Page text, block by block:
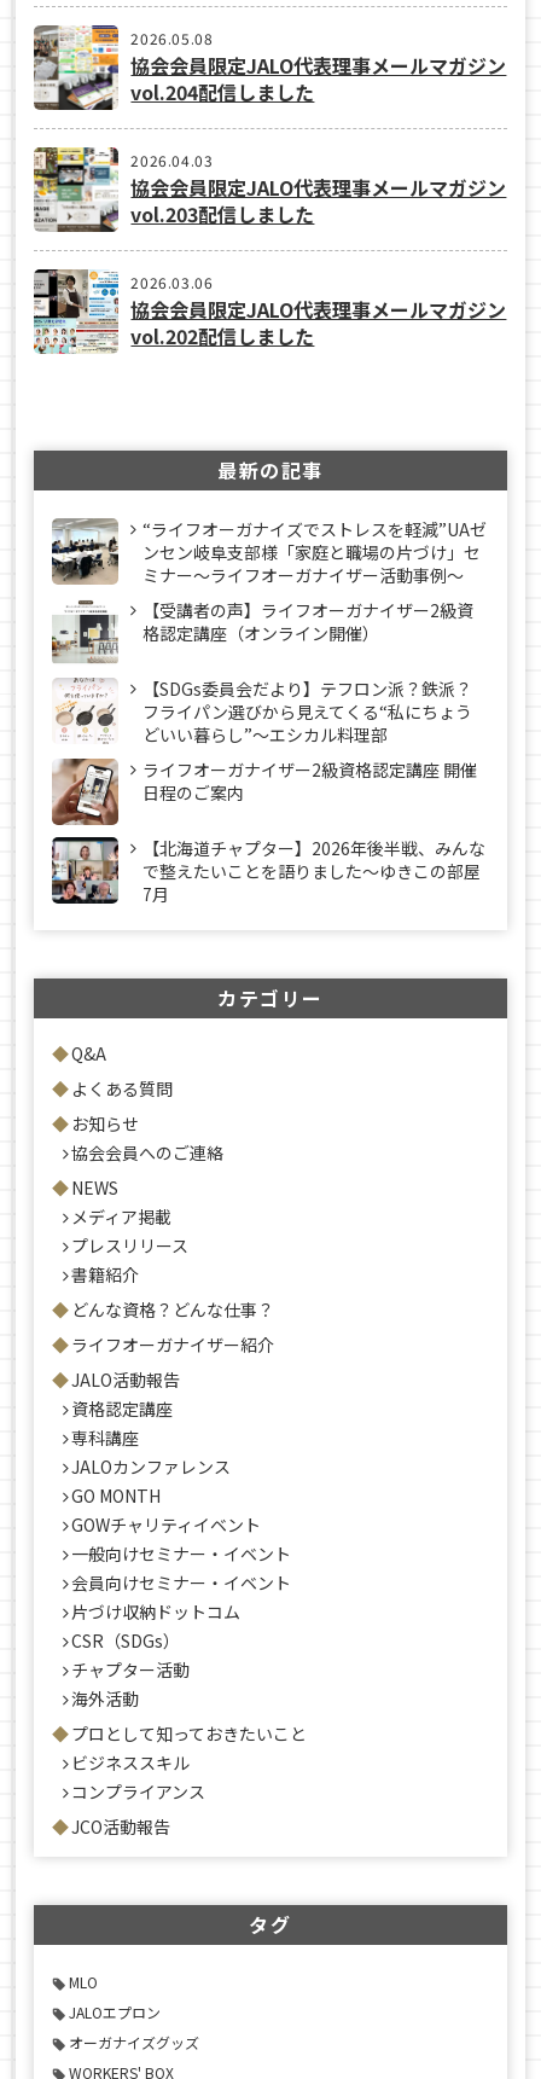
2026.05.08
協会会員限定JALO代表理事メールマガジン
vol.204配信しました
2026.04.03
協会会員限定JALO代表理事メールマガジン
vol.203配信しました
2026.03.06
協会会員限定JALO代表理事メールマガジン
vol.202配信しました
最新の記事
“ライフオーガナイズでストレスを軽減”UAゼ
ンセン岐阜支部様「家庭と職場の片づけ」セ
ミナー～ライフオーガナイザー活動事例〜
【受講者の声】ライフオーガナイザー2級資
格認定講座（オンライン開催）
【SDGs委員会だより】テフロン派？鉄派？
フライパン選びから見えてくる“私にちょう
どいい暮らし”～エシカル料理部
ライフオーガナイザー2級資格認定講座 開催
日程のご案内
【北海道チャプター】2026年後半戦、みんな
で整えたいことを語りました～ゆきこの部屋
7月
カテゴリー
Q&A
よくある質問
お知らせ
協会会員へのご連絡
NEWS
メディア掲載
プレスリリース
書籍紹介
どんな資格？どんな仕事？
ライフオーガナイザー紹介
JALO活動報告
資格認定講座
専科講座
JALOカンファレンス
GO MONTH
GOWチャリティイベント
一般向けセミナー・イベント
会員向けセミナー・イベント
片づけ収納ドットコム
CSR（SDGs）
チャプター活動
海外活動
プロとして知っておきたいこと
ビジネススキル
コンプライアンス
JCO活動報告
タグ
MLO
JALOエプロン
オーガナイズグッズ
WORKERS' BOX